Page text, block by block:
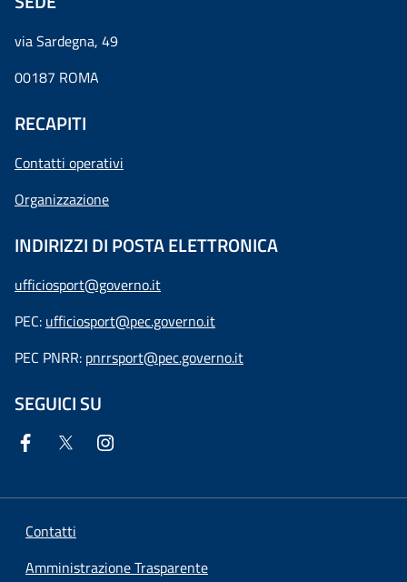
via Sardegna, 49
00187 ROMA
RECAPITI
Contatti operativi
Organizzazione
INDIRIZZI DI POSTA ELETTRONICA
ufficiosport@governo.it
PEC: ufficiosport@pec.governo.it
PEC PNRR: pnrrsport@pec.governo.it
SEGUICI SU
Contatti
Amministrazione Trasparente